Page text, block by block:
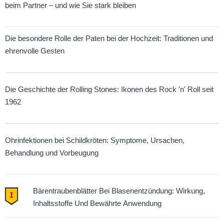
beim Partner – und wie Sie stark bleiben
Die besondere Rolle der Paten bei der Hochzeit: Traditionen und
ehrenvolle Gesten
Die Geschichte der Rolling Stones: Ikonen des Rock 'n' Roll seit
1962
Ohrinfektionen bei Schildkröten: Symptome, Ursachen,
Behandlung und Vorbeugung
Bärentraubenblätter Bei Blasenentzündung: Wirkung,
Inhaltsstoffe Und Bewährte Anwendung